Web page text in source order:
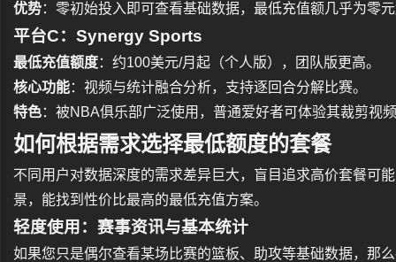
优势：零初始投入即可查看基础数据，最低充值额几乎为零
平台C：Synergy Sports
最低充值额度：约100美元/月起（个人版），团队版更高。
核心功能：视频与统计融合分析，支持逐回合分解比赛。
特色：被NBA俱乐部广泛使用，普通爱好者可体验其裁剪视
如何根据需求选择最低额度的套餐
不同用户对数据深度的需求差异巨大，盲目追求高价套餐可
景，能找到性价比最高的最低充值方案。
轻度使用：赛事资讯与基本统计
如果您只是偶尔查看某场比赛的篮板、助攻等基础数据，那么